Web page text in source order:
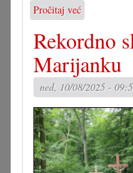
Pročitaj već
Život
u
samostanu
u
Tihanju
Rekordno
Marijanku
ned, 10/08/2025 -